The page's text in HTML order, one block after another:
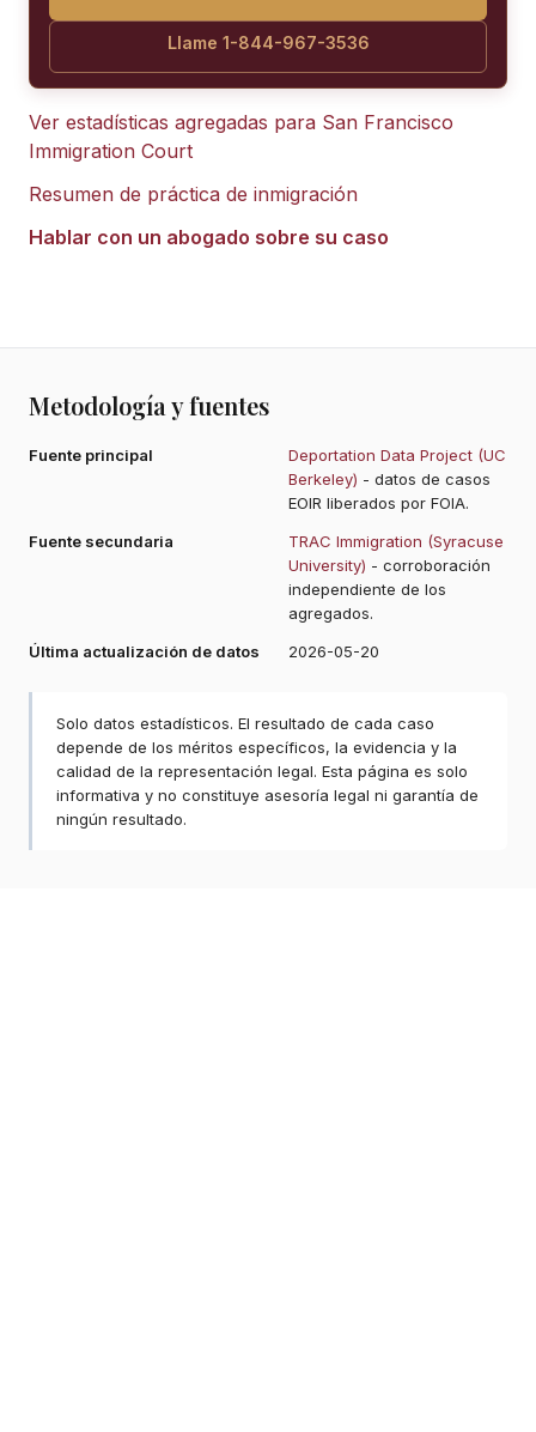
Llame 1-844-967-3536
Ver estadísticas agregadas para San Francisco
Immigration Court
Resumen de práctica de inmigración
Hablar con un abogado sobre su caso
Metodología y fuentes
Fuente principal
Deportation Data Project (UC
Berkeley) - datos de casos
EOIR liberados por FOIA.
Fuente secundaria
TRAC Immigration (Syracuse
University) - corroboración
independiente de los
agregados.
Última actualización de datos
2026-05-20
Solo datos estadísticos. El resultado de cada caso
depende de los méritos específicos, la evidencia y la
calidad de la representación legal. Esta página es solo
informativa y no constituye asesoría legal ni garantía de
ningún resultado.